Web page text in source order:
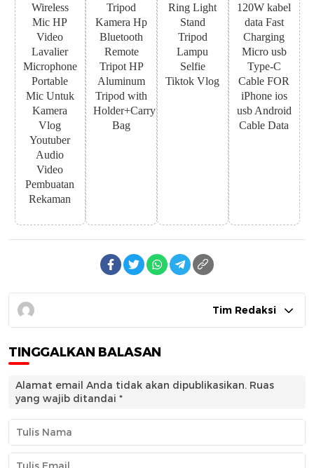
Wireless
Mic HP
Video
Lavalier
Microphone
Portable
Mic Untuk
Kamera
Vlog
Youtuber
Audio
Video
Pembuatan
Rekaman
Tripod
Kamera Hp
Bluetooth
Remote
Tripot HP
Aluminum
Tripod with
Holder+Carry
Bag
Ring Light
Stand
Tripod
Lampu
Selfie
Tiktok Vlog
120W kabel
data Fast
Charging
Micro usb
Type-C
Cable FOR
iPhone ios
usb Android
Cable Data
Tim Redaksi
TINGGALKAN BALASAN
Alamat email Anda tidak akan dipublikasikan. Ruas
yang wajib ditandai *